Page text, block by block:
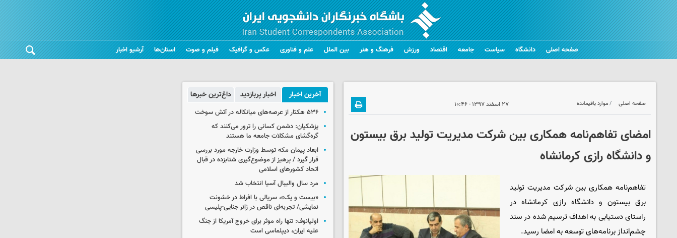
صفحه اصلی دانشگاه سیاست جامعه اقتصاد ورزش فرهنگ و هنر بین الملل علم و فناوری عکس و گرافیک فیلم و صوت استان‌ها آرشیو اخبار
صفحه اصلی موارد باقیمانده ۲۷ اسفند ۱۳۹۷ - ۱۰:۴۶
امضای تفاهم‌نامه همکاری بین شرکت مدیریت تولید برق بیستون
و دانشگاه رازی کرمانشاه
تفاهم‌نامه همکاری بین شرکت مدیریت تولید
برق بیستون و دانشگاه رازی کرمانشاه در
راستای دستیابی به اهداف ترسیم شده در سند
چشم‌انداز برنامه‌های توسعه به امضا رسید.
آخرین اخبار اخبار پربازدید داغ‌ترین خبرها
۵۳۶ هکتار از عرصه‌های میانکاله در آتش سوخت
پزشکیان: دشمن کسانی را ترور می‌کنند که
گره‌گشای مشکلات جامعه ما هستند
ابعاد پیمان مکه توسط وزارت خارجه مورد بررسی
قرار گیرد / پرهیز از موضوع‌گیری شتابزده در قبال
اتحاد کشورهای اسلامی
مرد سال والیبال آسیا انتخاب شد
«بیست و یک»، سریالی با افراط در خشونت
نمایشی/ تجربه‌ای ناقص در ژانر جنایی-پلیسی
اولیانوف: تنها راه موثر برای خروج آمریکا از جنگ
علیه ایران، دیپلماسی است